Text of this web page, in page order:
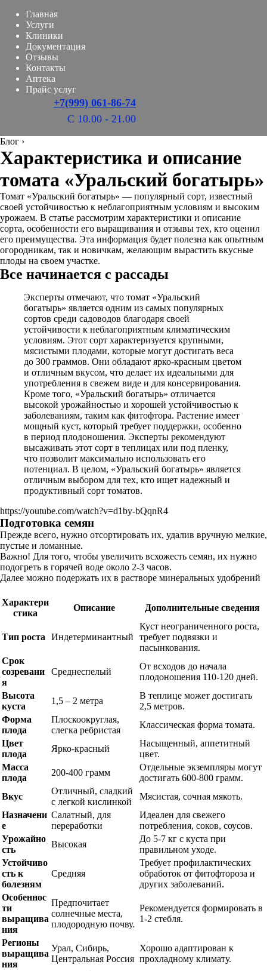
Главная
Услуги
Клиники
Документация
Отзывы
Контакты
Аптека
Прайс услуг
+7(999) 061-86-74
С 10.00 - 21.00
Блог ›
Характеристика и описание
томата «Уральский богатырь»
Томат «Уральский богатырь» — популярный сорт, известный
своей устойчивостью к неблагоприятным условиям и высоким
урожаем. В статье рассмотрим характеристики и описание
сорта, особенности его выращивания и отзывы тех, кто оценил
его преимущества. Эта информация будет полезна как опытным
огородникам, так и новичкам, желающим вырастить вкусные
плоды на своем участке.
Все начинается с рассады
Эксперты отмечают, что томат «Уральский
богатырь» является одним из самых популярных
сортов среди садоводов благодаря своей
устойчивости к неблагоприятным климатическим
условиям. Этот сорт характеризуется крупными,
мясистыми плодами, которые могут достигать веса
до 300 граммов. Они обладают ярко-красным цветом
и отличным вкусом, что делает их идеальными для
употребления в свежем виде и для консервирования.
Кроме того, «Уральский богатырь» отличается
высокой урожайностью и хорошей устойчивостью к
заболеваниям, таким как фитофтора. Растение имеет
мощный куст, который требует поддержки, особенно
в период плодоношения. Эксперты рекомендуют
высаживать этот сорт в теплицах или под пленку,
что позволит максимально использовать его
потенциал. В целом, «Уральский богатырь» является
отличным выбором для тех, кто ищет надежный и
продуктивный сорт томатов.
https://youtube.com/watch?v=d1by-bQqnR4
Подготовка семян
Прежде всего, нужно отсортировать их, удалив вручную мелкие,
пустые и ломанные.
Важно! Для того, чтобы увеличить всхожесть семян, их нужно
подогреть в горячей воде около 2-3 часов.
Далее можно подержать их в растворе минеральных удобрений
Характери
стика
Описание Дополнительные сведения
Тип роста Индетерминантный
Куст неограниченного роста,
требует подвязки и
пасынкования.
Срок
созревани
я
Среднеспелый
От всходов до начала
плодоношения 110-120 дней.
Высота
куста
1,5 – 2 метра
В теплице может достигать
2,5 метров.
Форма
плода
Плоскоокруглая,
слегка ребристая
Классическая форма томата.
Цвет
плода
Ярко-красный
Насыщенный, аппетитный
цвет.
Масса
плода
200-400 грамм
Отдельные экземпляры могут
достигать 600-800 грамм.
Вкус
Отличный, сладкий
с легкой кислинкой
Мясистая, сочная мякоть.
Назначени
е
Салатный, для
переработки
Идеален для свежего
потребления, соков, соусов.
Урожайно
сть
Высокая
До 5-7 кг с куста при
правильном уходе.
Устойчиво
сть к
болезням
Средняя
Требует профилактических
обработок от фитофтороза и
других заболеваний.
Особеннос
ти
выращива
ния
Предпочитает
солнечные места,
плодородную почву.
Рекомендуется формировать в
1-2 стебля.
Регионы
выращива
ния
Урал, Сибирь,
Центральная Россия
Хорошо адаптирован к
прохладному климату.